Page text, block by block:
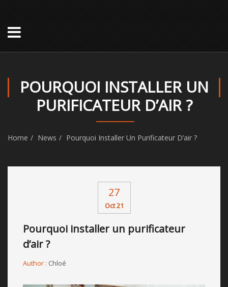
POURQUOI INSTALLER UN
PURIFICATEUR D’AIR ?
Home News Pourquoi Installer Un Purificateur D’air ?
27
Oct 21
Pourquoi installer un purificateur
d’air ?
Author : Chloé